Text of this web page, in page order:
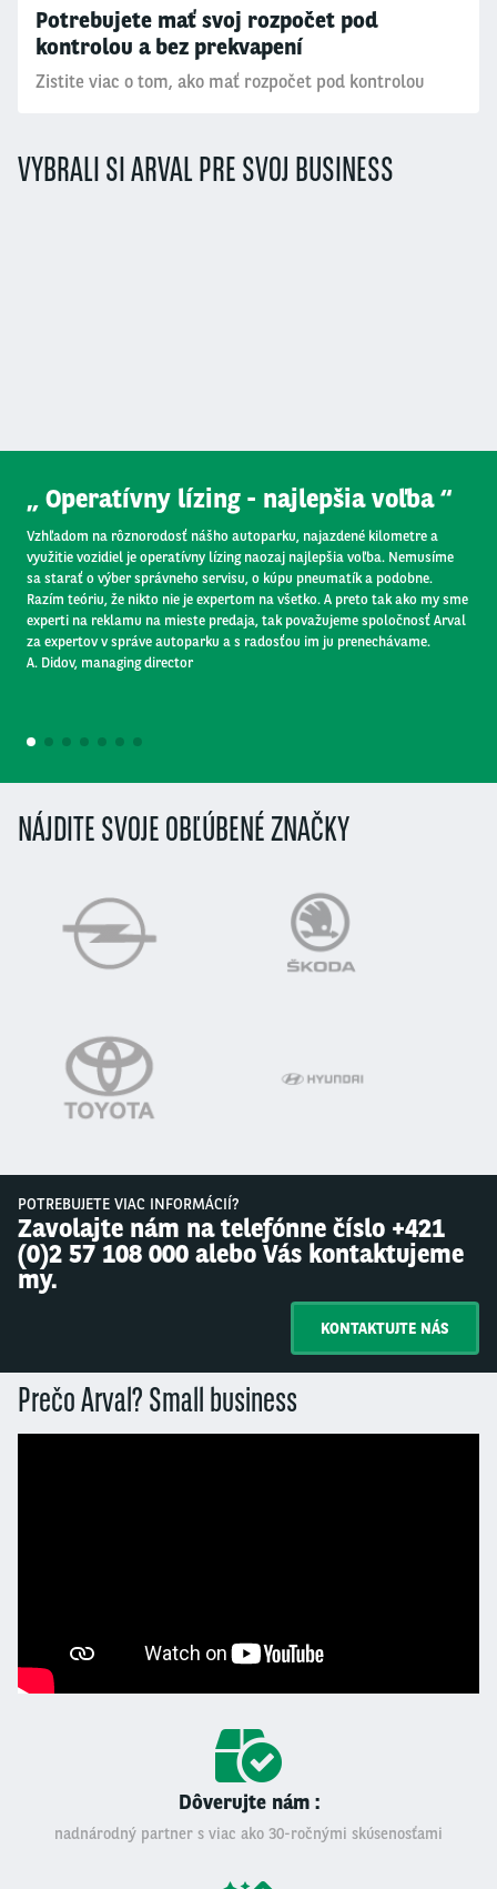
Potrebujete mať svoj rozpočet pod
kontrolou a bez prekvapení
Zistite viac o tom, ako mať rozpočet pod kontrolou
VYBRALI SI ARVAL PRE SVOJ BUSINESS
Operatívny lízing - najlepšia voľba
Vzhľadom na rôznorodosť nášho autoparku, najazdené kilometre a
využitie vozidiel je operatívny lízing naozaj najlepšia voľba. Nemusíme
sa starať o výber správneho servisu, o kúpu pneumatík a podobne.
Razím teóriu, že nikto nie je expertom na všetko. A preto tak ako my sme
experti na reklamu na mieste predaja, tak považujeme spoločnosť Arval
za expertov v správe autoparku a s radosťou im ju prenechávame.
A. Didov, managing director
NÁJDITE SVOJE OBĽÚBENÉ ZNAČKY
POTREBUJETE VIAC INFORMÁCIÍ?
Zavolajte nám na telefónne číslo +421
(0)2 57 108 000 alebo Vás kontaktujeme
my.
KONTAKTUJTE NÁS
Prečo Arval? Small business
Dôverujte nám :
nadnárodný partner s viac ako 30-ročnými skúsenosťami